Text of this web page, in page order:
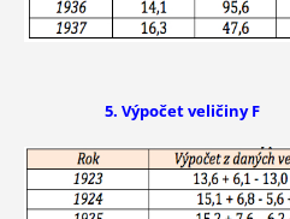
5. Výpočet veličiny F